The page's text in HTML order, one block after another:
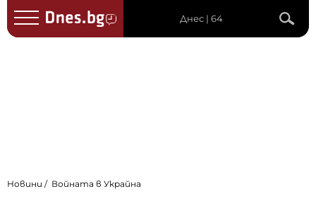
Днес | 64
Новини Войната в Украйна